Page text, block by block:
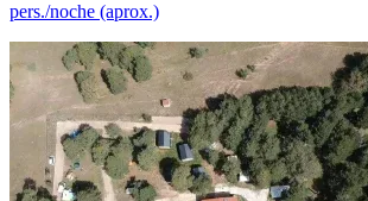
pers./noche (aprox.)